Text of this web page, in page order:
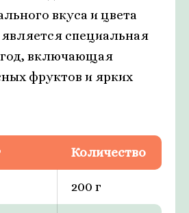
вкуса и цвета
является специальная
включающая
фруктов и ярких
Количество
200 г